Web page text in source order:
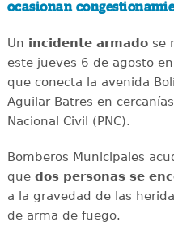
ocasionan
Un incidente armadose
este jueves 6 de agosto en
que conecta la avenida
Aguilar Batres en
Nacional Civil (PNC).
Bomberos Municipales
que dos personas se
a la gravedad de las
de arma de fuego.